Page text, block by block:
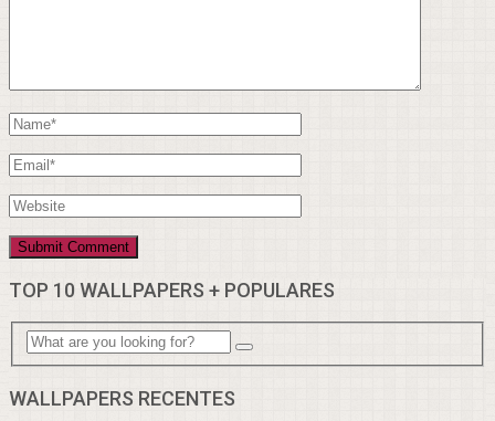
TOP 10 WALLPAPERS + POPULARES
WALLPAPERS RECENTES